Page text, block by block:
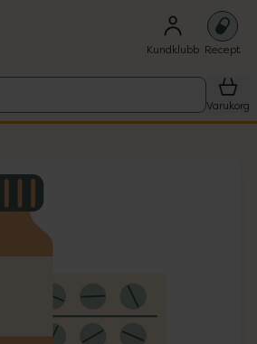
Kundklubb Recept
Varukorg
1 objekt.